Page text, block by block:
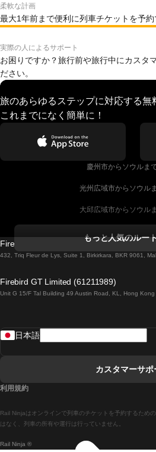
柔軟な計画
最大1年前まで便利に列車チケットを予約
実際の人によるサポート
お困りですか？旅行前や旅行中にカスタ
ださい。
旅のあらゆるステップに対応する
これまでになく簡単に！
慶州市からソウルま
光州広域市からソウル
大邱広域市からソウル
ダブリンからゴールウェ
ローマからナポリま
マドリードからセビリア
マドリードからアリカン
もっと人気のルー
Firebird GT Limited (OC 1451)
432, Triq Fleur de Lys, Suite 1, Birkirkara, BKR 9061,
Firebird GT Limited (61211989)
Unit G 15/F Tal Building 49 Austin Road, KL, Hong Kong
Rail Ninja ®
Rail Ninjaはオンラインで列車のチケットを予約するため
はなく、列車の所有や運行は行っていません。
日本語
カスタマーサポ
利用規約